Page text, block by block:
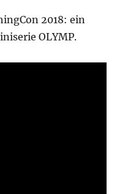
2018: ein
OLYMP.